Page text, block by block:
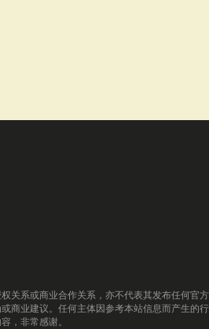
关系或商业合作关系，亦不代表其发布任何官方
商业建议。任何主体因参考本站信息而产生的行
，非常感谢。